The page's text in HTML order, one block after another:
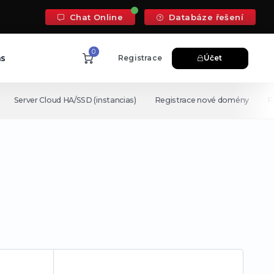
Chat Online Databáze řešení
0
Registrace Účet
Server Cloud HA/SSD (instancias) Registrace nové domény